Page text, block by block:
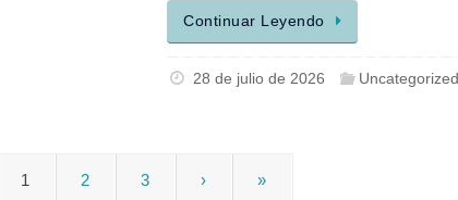
Continuar Leyendo
28 de julio de 2026 Uncategorized
1 2 3 › »